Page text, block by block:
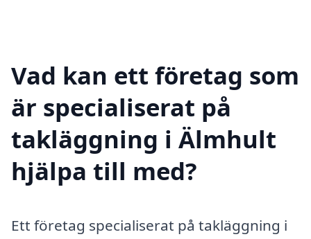
Vad kan ett företag som
är specialiserat på
takläggning i Älmhult
hjälpa till med?
Ett företag specialiserat på takläggning i